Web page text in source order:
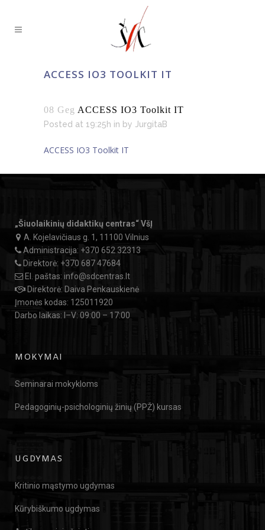
ACCESS IO3 TOOLKIT IT
08 Geg ACCESS IO3 Toolkit IT
Posted at 19:25h in by JurgitaB
ACCESS IO3 Toolkit IT
„Šiuolaikinių didaktikų centras“ VšĮ
A. Kojelavičiaus g. 1, 11100 Vilnius
Administracija: +370 652 32313
Direktorė: +370 687 47684
El. paštas: info@sdcentras.lt
Direktorė: Daiva Penkauskienė
Įmonės kodas: 125011920
Darbo laikas: I–V: 09:00 – 17:00
MOKYMAI
Seminarai mokykloms
Pedagoginių-psichologinių žinių (PPŽ) kursas
UGDYMAS
Kritinio mąstymo ugdymas
Kūrybiškumo ugdymas